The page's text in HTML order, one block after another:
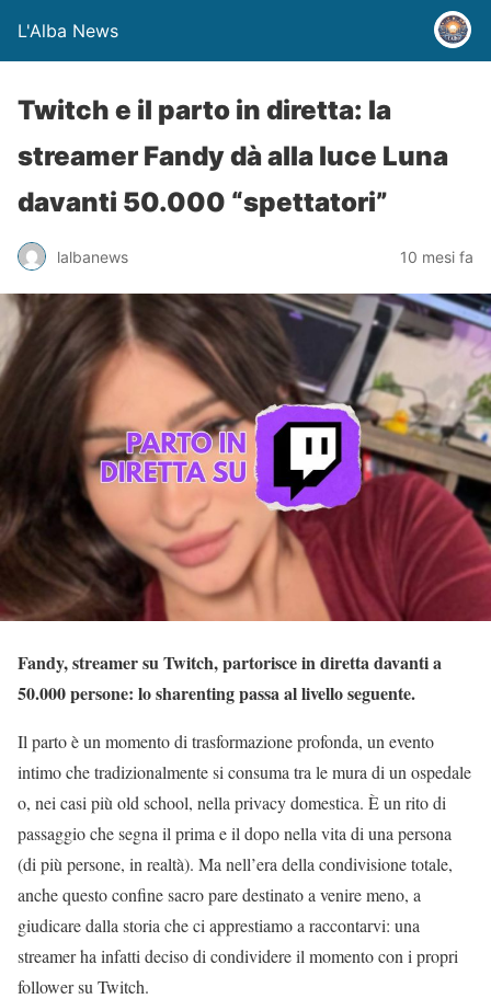
L'Alba News
Twitch e il parto in diretta: la
streamer Fandy dà alla luce Luna
davanti 50.000 “spettatori”
lalbanews 10 mesi fa
Fandy, streamer su Twitch, partorisce in diretta davanti a
50.000 persone: lo sharenting passa al livello seguente.
Il parto è un momento di trasformazione profonda, un evento
intimo che tradizionalmente si consuma tra le mura di un ospedale
o, nei casi più old school, nella privacy domestica. È un rito di
passaggio che segna il prima e il dopo nella vita di una persona
(di più persone, in realtà). Ma nell’era della condivisione totale,
anche questo confine sacro pare destinato a venire meno, a
giudicare dalla storia che ci apprestiamo a raccontarvi: una
streamer ha infatti deciso di condividere il momento con i propri
follower su Twitch.